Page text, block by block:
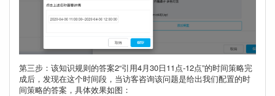
第三步：该知识规则的答案2“引用4月30日11点-12点”的时间策略完
成后，发现在这个时间段，当访客咨询该问题是给出我们配置的时
间策略的答案，具体效果如图：